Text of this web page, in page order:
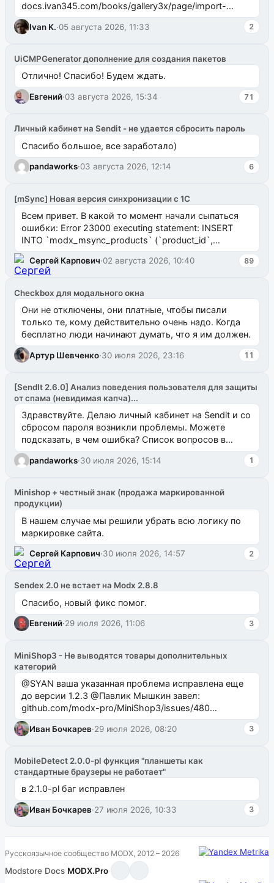
docs.ivan345.com/books/gallery3x/page/import-
ms2galleryphp
Ivan K.·05 августа 2026, 11:33 2
UiCMPGenerator дополнение для создания пакетов
Отлично! Спасибо! Будем ждать.
Евгений·03 августа 2026, 15:34 71
Личный кабинет на Sendit - не удается сбросить пароль
Спасибо большое, все заработало)
pandaworks·03 августа 2026, 12:14 6
[mSync] Новая версия синхронизации с 1С
Всем привет. В какой то момент начали сыпаться
ошибки: Error 23000 executing statement: INSERT
INTO `modx_msync_products` (`product_id`,
`uuid_1c`) VALUES ...
Сергей Карпович·02 августа 2026, 10:40 89
Checkbox для модального окна
Они не отключены, они платные, чтобы писали
только те, кому действительно очень надо. Когда
бесплатно люди начинают думать, что я им должен.
Артур Шевченко·30 июля 2026, 23:16 11
[SendIt 2.6.0] Анализ поведения пользователя для защиты
от спама (невидимая капча)...
Здравствуйте. Делаю личный кабинет на Sendit и со
сбросом пароля возникли проблемы. Можете
подсказать, в чем ошибка? Список вопросов в
одноименном разделе на modx.pro пока пуст, и,...
pandaworks·30 июля 2026, 15:14 1
Minishop + честный знак (продажа маркированной
продукции)
В нашем случае мы решили убрать всю логику по
маркировке сайта.
Сергей Карпович·30 июля 2026, 14:57 2
Sendex 2.0 не встает на Modx 2.8.8
Спасибо, новый фикс помог.
Евгений·29 июля 2026, 11:06 3
MiniShop3 - Не выводятся товары дополнительных
категорий
@SYAN ваша указанная проблема исправлена еще
до версии 1.2.3 @Павлик Мышкин завел:
github.com/modx-pro/MiniShop3/issues/480
github.com/modx-pro/MiniShop3/issues/481Исправим
в б...
Иван Бочкарев·29 июля 2026, 08:20 3
MobileDetect 2.0.0-pl функция "планшеты как
стандартные браузеры не работает"
в 2.1.0-pl баг исправлен
Иван Бочкарев·27 июля 2026, 10:33 3
Русскоязычное сообщество MODX, 2012 – 2026
Modstore·Docs·MODX.Pro·